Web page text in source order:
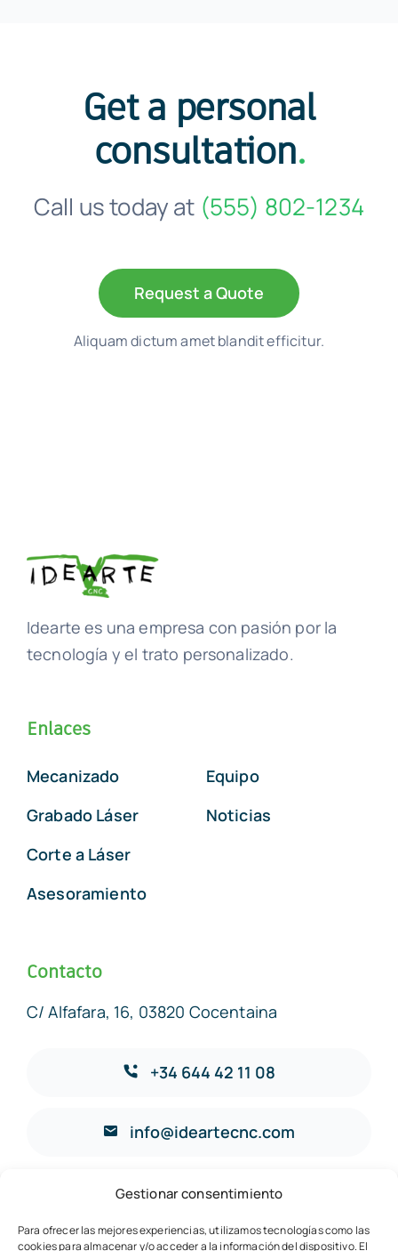
Gestionar consentimiento
Para ofrecer las mejores experiencias, utilizamos tecnologías como las
cookies para almacenar y/o acceder a la información del dispositivo. El
Get a personal
consultation.
Call us today at (555) 802-1234
Request a Quote
Aliquam dictum amet blandit efficitur.
Idearte es una empresa con pasión por la
tecnología y el trato personalizado.
Enlaces
Mecanizado
Grabado Láser
Corte a Láser
Asesoramiento
Equipo
Noticias
Contacto
C/ Alfafara, 16, 03820 Cocentaina
+34 644 42 11 08
info@ideartecnc.com
© 2026 • IDEARTE CNC •Legal